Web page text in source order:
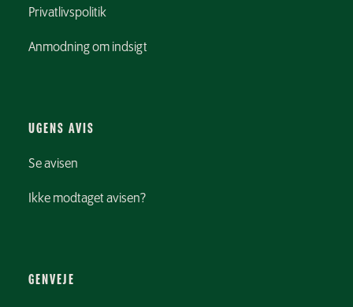
Privatlivspolitik
Anmodning om indsigt
UGENS AVIS
Se avisen
Ikke modtaget avisen?
GENVEJE